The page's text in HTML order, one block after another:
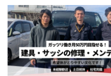
年末年始休暇 車・バイク通勤OK